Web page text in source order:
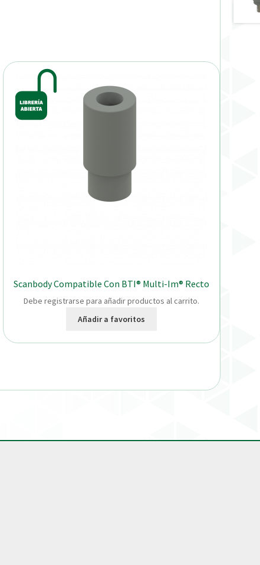
Scanbody Compatible Con BTI® Multi-Im® Recto
Debe registrarse para añadir productos al carrito.
Añadir a favoritos